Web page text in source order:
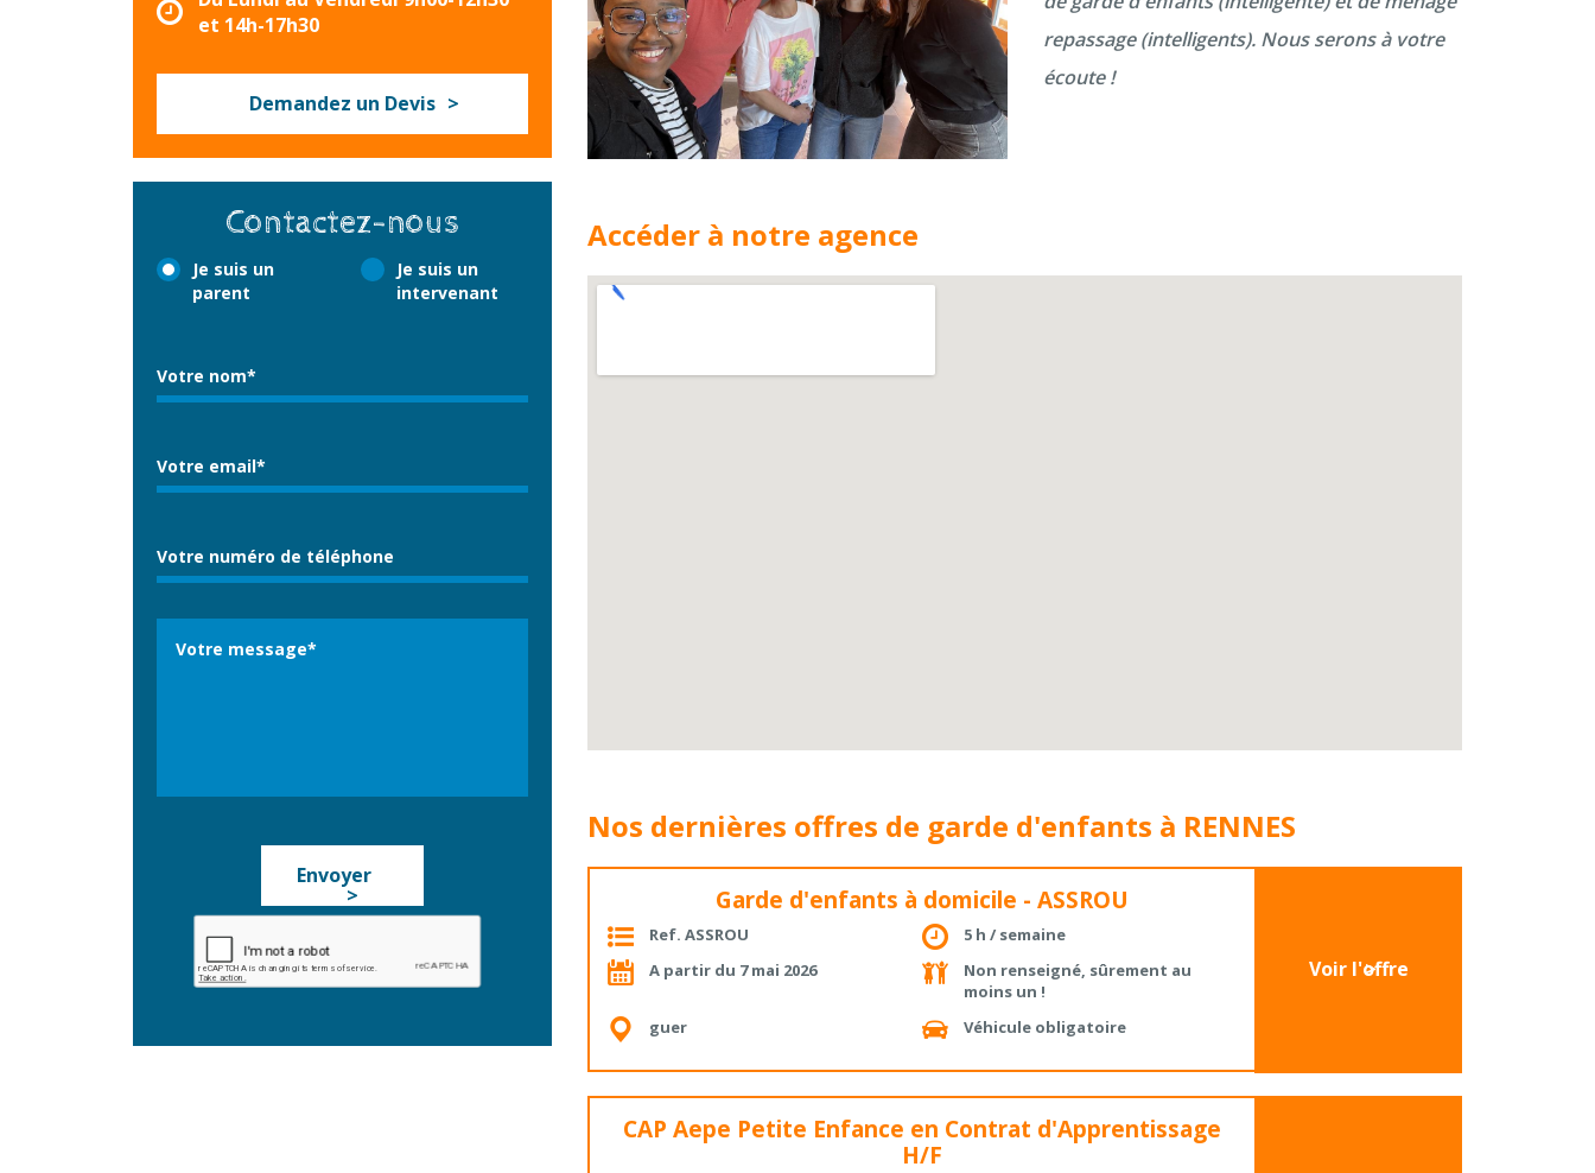
et 14h-17h30
Demandez un Devis
Contactez-nous
Je suis un
parent
Je suis un
intervenant
Envoyer
repassage (intelligents). Nous serons à votre
écoute !
Accéder à notre agence
Nos dernières offres de garde d'enfants à RENNES
Garde d'enfants à domicile - ASSROU
Ref. ASSROU
5 h / semaine
A partir du 7 mai 2026
Non renseigné, sûrement au
moins un !
guer
Véhicule obligatoire
Voir l'offre
CAP Aepe Petite Enfance en Contrat d'Apprentissage
H/F